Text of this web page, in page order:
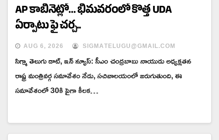
AP కాబినెట్లో… భీమవరంలో కొత్త UDA
ఏర్పాటు ఫై చర్చ..
AUG 6, 2026 SIGMATELUGU@GMAIL.COM
సిగ్మా తెలుగు డాట్, ఇన్ న్యూస్: సీఎం చంద్రబాబు నాయుడు అధ్యక్షతన
రాష్ట్ర మంత్రివర్గ సమావేశం నేడు, సచివాలయంలో జరుగుతుంది, ఈ
సమావేశంలో 30కి పైగా కీలక…